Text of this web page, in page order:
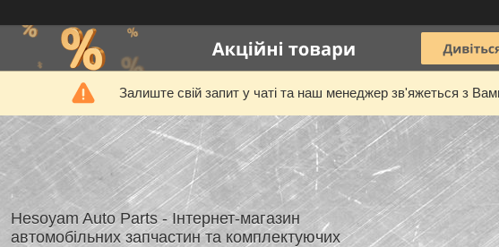
Залиште свій запит у чаті та наш менеджер зв'яжеться з
Hesoyam Auto Parts - Інтернет-магазин
автомобільних запчастин та комплектуючих